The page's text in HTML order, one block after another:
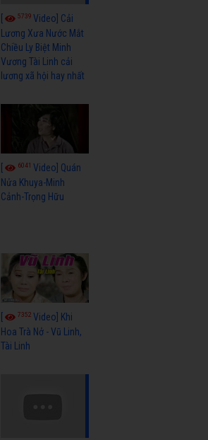
5739Video] Cải
Lương Xưa Nước Mắt
Chiều Ly Biệt Minh
Vương Tài Linh cải
lương xã hội hay nhất
6041Video] Quán
Nửa Khuya-Minh
Cảnh-Trọng Hữu
7352Video] Khi
Hoa Trà Nở - Vũ Linh,
Tài Linh